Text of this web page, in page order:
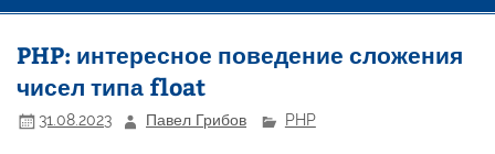
PHP: интересное поведение сложения
чисел типа float
31.08.2023 Павел Грибов PHP